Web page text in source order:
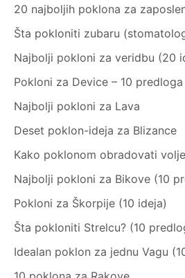
20 najboljih poklona za
Šta pokloniti zubaru
Najbolji pokloni za veridbu (20
Pokloni za Device – 10 predloga
Najbolji pokloni za Lava
Deset poklon-ideja za Blizance
Kako poklonom obradovati
Najbolji pokloni za Bikove (10
Pokloni za Škorpije (10 ideja)
Šta pokloniti Strelcu? (10
Idealan poklon za jednu Vagu